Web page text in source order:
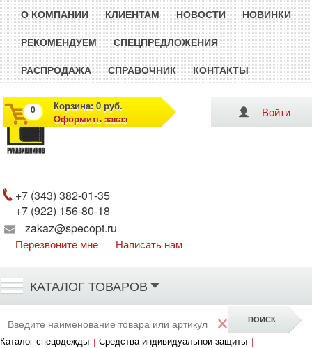
О КОМПАНИИ КЛИЕНТАМ НОВОСТИ
НОВИНКИ
РЕКОМЕНДУЕМ
СПЕЦПРЕДЛОЖЕНИЯ
РАСПРОДАЖА
СПРАВОЧНИК КОНТАКТЫ
+7 (343) 382-01-35
+7 (922) 156-80-18
zakaz@specopt.ru
Перезвоните мне Написать нам
Войти
Корзина: 0 руб.
Оформить заказ
0
КАТАЛОГ ТОВАРОВ
×
Каталог спецодежды | Средства индивидуальной защиты |